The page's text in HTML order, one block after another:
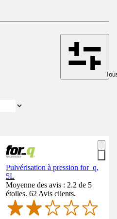
Pulvérisation à pression for_q,
5L
Moyenne des avis : 2.2 de 5
étoiles. 62 Avis clients.